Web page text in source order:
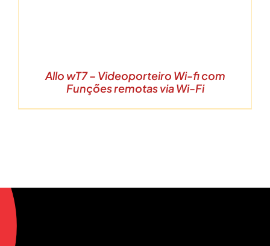
Allo wT7 – Videoporteiro Wi-fi com
Funções remotas via Wi-Fi